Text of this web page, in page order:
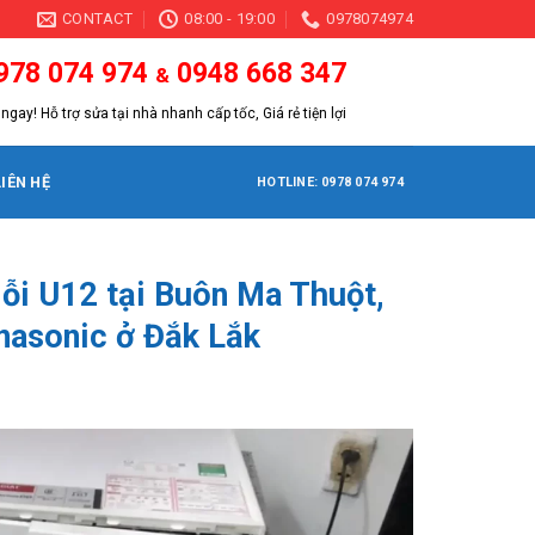
CONTACT 08:00 - 19:00 0978074974
074 974 & 0948 668 347
Hỗ trợ sửa tại nhà nhanh cấp tốc, Giá rẻ tiện lợi
HỆ HOTLINE: 0978 074 974
U12 tại Buôn Ma Thuột,
ở Đắk Lắk